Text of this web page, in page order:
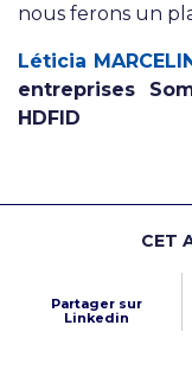
nous ferons un
Léticia
entreprises
HDFID
CET
Partager sur
Linkedin